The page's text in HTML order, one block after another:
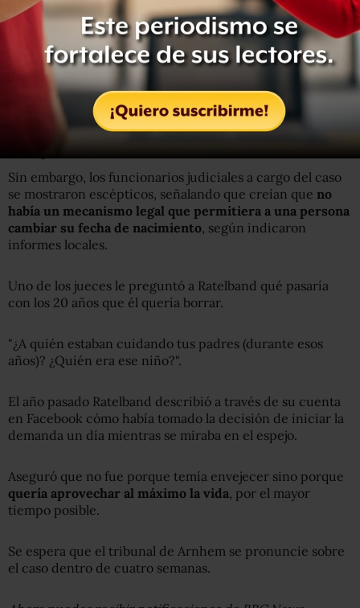
"Cuando estoy en Tinder y digo que tengo 69, no recibo
una respuesta. Cuando tenga 49 y con mi cara, estaré en
una posición de lujo", aseguró.
https://twitter.com/dgarnhem/status/
Escépticos
Sin embargo, los funcionarios judiciales a cargo del caso
se mostraron escépticos, señalando que creían que no
había un mecanismo legal que permitiera a una persona
cambiar su fecha de nacimiento , según indicaron
informes locales.
Uno de los jueces le preguntó a Ratelband qué pasaría
con los 20 años que él quería borrar.
"¿A quién estaban cuidando tus padres (durante esos
años)? ¿Quién era ese niño?".
El año pasado Ratelband describió a través de su cuenta
en Facebook cómo había tomado la decisión de iniciar la
demanda un día mientras se miraba en el espejo.
Aseguró que no fue porque temía envejecer sino porque
quería aprovechar al máximo la vida , por el mayor
tiempo posible.
Se espera que el tribunal de Arnhem se pronuncie sobre
el caso dentro de cuatro semanas.